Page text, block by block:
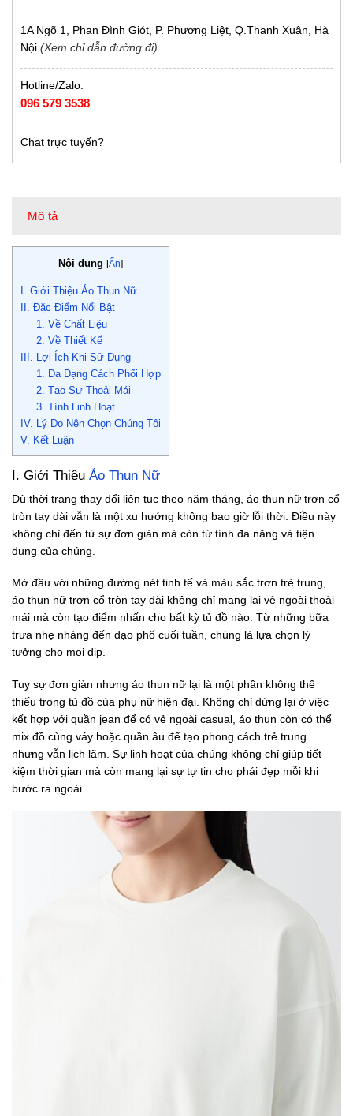
1A Ngõ 1, Phan Đình Giót, P. Phương Liệt, Q.Thanh Xuân, Hà
Nội (Xem chỉ dẫn đường đi)
Hotline/Zalo:
096 579 3538
Chat trực tuyến?
Mô tả
Nội dung [Ẩn]
I. Giới Thiệu Áo Thun Nữ
II. Đặc Điểm Nổi Bật
1. Về Chất Liệu
2. Về Thiết Kế
III. Lợi Ích Khi Sử Dụng
1. Đa Dạng Cách Phối Hợp
2. Tạo Sự Thoải Mái
3. Tính Linh Hoạt
IV. Lý Do Nên Chọn Chúng Tôi
V. Kết Luận
I. Giới Thiệu Áo Thun Nữ
Dù thời trang thay đổi liên tục theo năm tháng, áo thun nữ trơn cổ
tròn tay dài vẫn là một xu hướng không bao giờ lỗi thời. Điều này
không chỉ đến từ sự đơn giản mà còn từ tính đa năng và tiện
dụng của chúng.
Mở đầu với những đường nét tinh tế và màu sắc trơn trẻ trung,
áo thun nữ trơn cổ tròn tay dài không chỉ mang lại vẻ ngoài thoải
mái mà còn tạo điểm nhấn cho bất kỳ tủ đồ nào. Từ những bữa
trưa nhẹ nhàng đến dạo phố cuối tuần, chúng là lựa chọn lý
tưởng cho mọi dịp.
Tuy sự đơn giản nhưng áo thun nữ lại là một phần không thể
thiếu trong tủ đồ của phụ nữ hiện đại. Không chỉ dừng lại ở việc
kết hợp với quần jean để có vẻ ngoài casual, áo thun còn có thể
mix đồ cùng váy hoặc quần âu để tạo phong cách trẻ trung
nhưng vẫn lịch lãm. Sự linh hoạt của chúng không chỉ giúp tiết
kiệm thời gian mà còn mang lại sự tự tin cho phái đẹp mỗi khi
bước ra ngoài.